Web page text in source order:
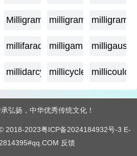
Milligramagemilligrame
millifarad milligammamilligauss
millidarcy millicycle
弘扬，中华优秀传统文化！
2018-2023粤ICP备2024184932号-3 E-
反馈